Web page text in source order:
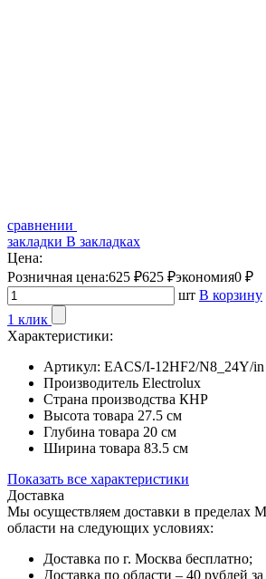
сравнении
закладки В закладках
Цена:
Розничная цена:625 ₽625 ₽экономия0 ₽
шт В корзину
1 клик
Характеристики:
Артикул: EACS/I-12HF2/N8_24Y/in
Производитель Electrolux
Страна производства КНР
Высота товара 27.5 см
Глубина товара 20 см
Ширина товара 83.5 см
Показать все характеристики
Доставка
Мы осуществляем доставки в пределах
области на следующих условиях:
Доставка по г. Москва бесплатно;
Доставка по области – 40 рублей